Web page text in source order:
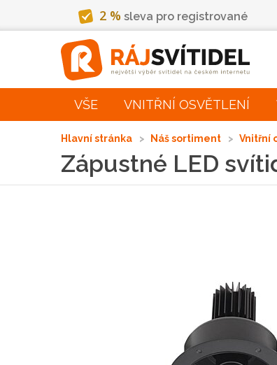
2 % sleva pro registrované
VŠE VNITŘNÍ OSVĚTLENÍ
Hlavní stránka Náš sortiment Vnitřní
Zápustné LED